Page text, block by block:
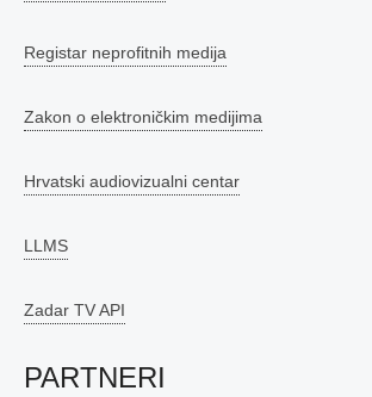
Registar neprofitnih medija
Zakon o elektroničkim medijima
Hrvatski audiovizualni centar
LLMS
Zadar TV API
PARTNERI